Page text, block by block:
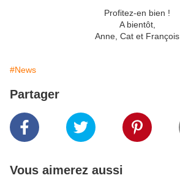
Profitez-en bien !
A bientôt,
Anne, Cat et François
#News
Partager
Vous aimerez aussi